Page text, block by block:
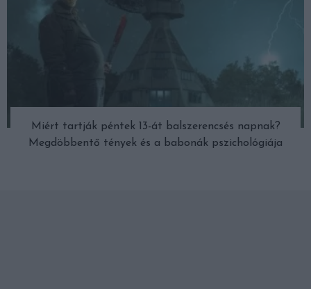
Miért tartják péntek 13-át balszerencsés napnak?
Megdöbbentő tények és a babonák pszichológiája